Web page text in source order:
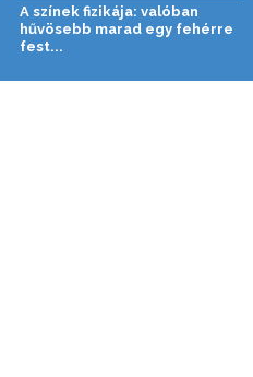
A színek fizikája: valóban
hűvösebb marad egy fehérre
fest...